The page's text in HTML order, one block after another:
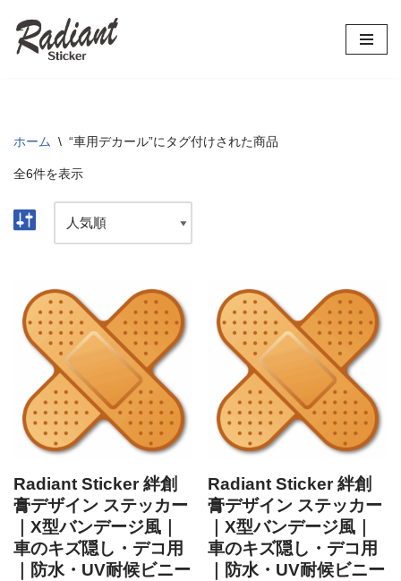
コ
ツ
ス
ッ
ホーム \ “車用デカール”にタグ付けされた商品
全6件を表示
Radiant Sticker 絆創
膏デザイン ステッカー
｜X型バンデージ風｜
車のキズ隠し・デコ用
｜防水・UV耐候ビニー
Radiant Sticker 絆創
膏デザイン ステッカー
｜X型バンデージ風｜
車のキズ隠し・デコ用
｜防水・UV耐候ビニー